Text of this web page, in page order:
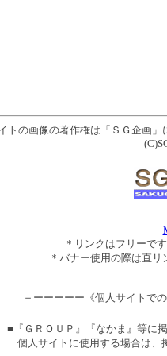
トの画像の著作権は「ＳＧ企画」
＊リンクはフリーで
＊バナー使用の際は直リ
＋ーーーーー《個人サイトで
■『ＧＲＯＵＰ』『なかま』等に
個人サイトに使用する場合は、